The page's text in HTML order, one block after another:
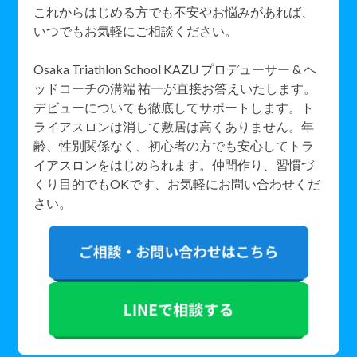
これからはじめる方でも不安やお悩みがあれば、
いつでもお気軽にご相談ください。
Osaka Triathlon School KAZU プロデューサー & ヘ
ッドコーチの溝端 祐一が直接お答えいたします。
デビューについても徹底してサポートします。ト
ライアスロンは消して敷居は高くありません。年
齢、性別関係なく、初心者の方でも安心してトラ
イアスロンをはじめられます。仲間作り、習慣づ
くり目的でもOKです、お気軽にお問い合わせくだ
さい。